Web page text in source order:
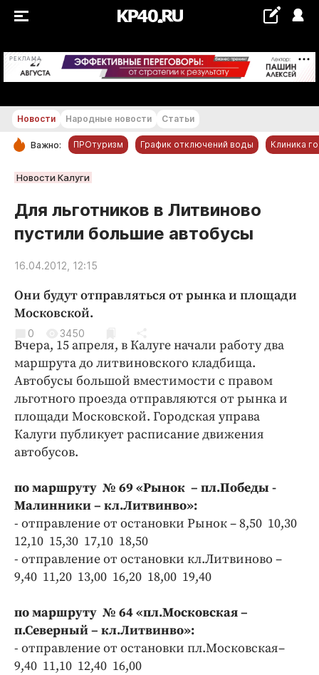
РЕКЛАМА +28...+29 °С
РУБРИКИ
Статьи
Народные новости
Авто и транспорт
Благоустройство
Криминал
Культура
Недвижимость и ЖКХ
Образование
Общество
Погода
Праздники
Спорт
Экономика и бизнес
ПРОЕКТЫ
Блоги
Медиаперсона
Интересное чтиво
Клиника года
Новости Народные новости Статьи
Важно: ПРОтуризм График отключений воды Клиника
Новости Калуги
Для льготников в Литвиново
пустили большие автобусы
16.04.2012, 12:15
Они будут отправляться от рынка и площади
Московской.
0 3450
Вчера, 15 апреля, в Калуге начали работу два
маршрута до литвиновского кладбища.
Автобусы большой вместимости с правом
льготного проезда отправляются от рынка и
площади Московской. Городская управа
Калуги публикует расписание движения
автобусов.
по маршруту № 69 «Рынок – пл.Победы -
Малинники – кл.Литвинво»:
- отправление от остановки Рынок – 8,50 10,30
12,10 15,30 17,10 18,50
- отправление от остановки кл.Литвиново –
9,40 11,20 13,00 16,20 18,00 19,40
по маршруту № 64 «пл.Московская –
п.Северный – кл.Литвинво»:
- отправление от остановки пл.Московская–
9,40 11,10 12,40 16,00